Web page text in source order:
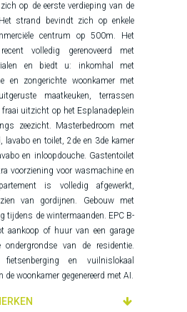
op de eerste verdieping van de
strand bevindt zich op enkele
centrum op 500m. Het
volledig gerenoveerd met
en biedt u: inkomhal met
en zongerichte woonkamer met
maatkeuken, terrassen
uitzicht op het Esplanadeplein
zeezicht. Masterbedroom met
lavabo en toilet, 2de en 3de kamer
en inloopdouche. Gastentoilet
voorziening voor wasmachine en
is volledig afgewerkt,
van gordijnen. Gebouw met
tijdens de wintermaanden. EPC B-
aankoop of huur van een garage
van de residentie.
fietsenberging en vuilnislokaal
woonkamer gegenereerd met AI.